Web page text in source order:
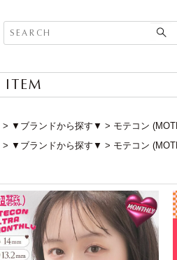
ITEM
▼ブランドから探す▼ モテコン
▼ブランドから探す▼ モテコン